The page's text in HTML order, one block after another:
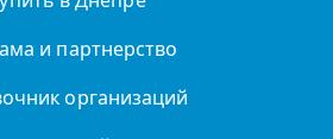
и партнерство
организаций